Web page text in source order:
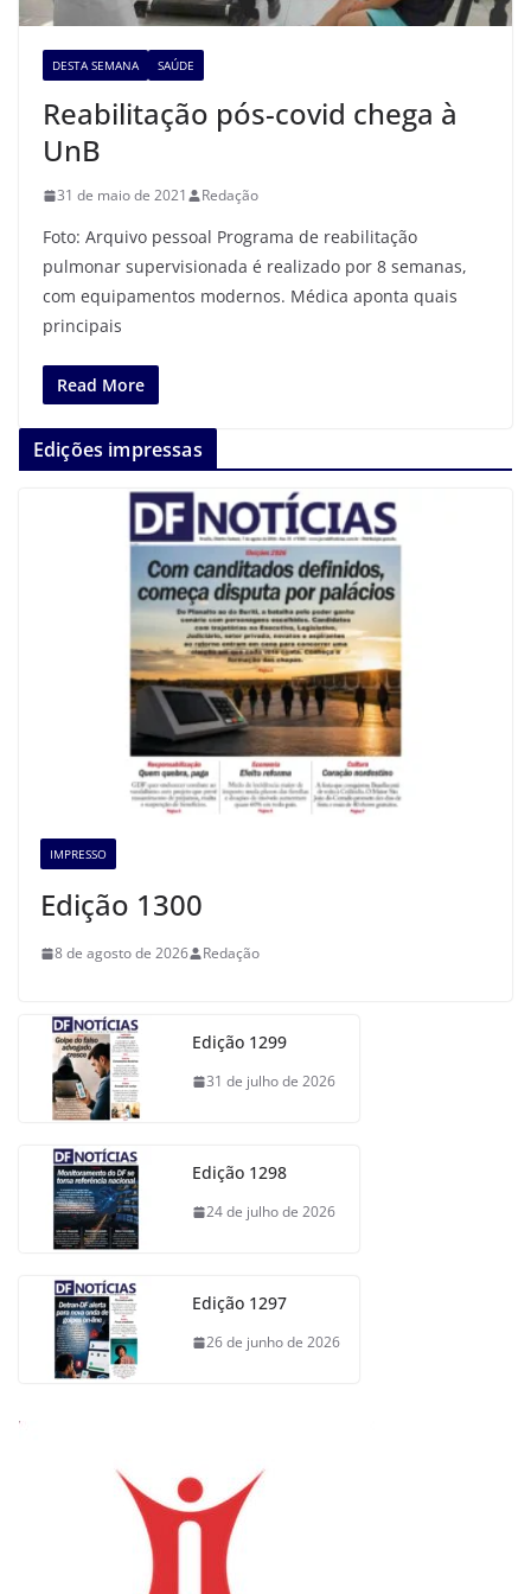
DESTA SEMANA SAÚDE
Reabilitação pós-covid chega à
UnB
31 de maio de 2021 Redação
Foto: Arquivo pessoal Programa de reabilitação
pulmonar supervisionada é realizado por 8 semanas,
com equipamentos modernos. Médica aponta quais
principais
Read More
Edições impressas
IMPRESSO
Edição 1300
8 de agosto de 2026 Redação
Edição 1299
31 de julho de 2026
Edição 1298
24 de julho de 2026
Edição 1297
26 de junho de 2026